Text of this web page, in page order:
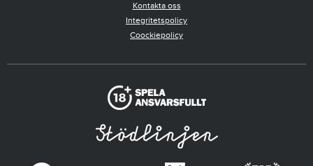
Kontakta oss
Integritetspolicy
Coockiepolicy